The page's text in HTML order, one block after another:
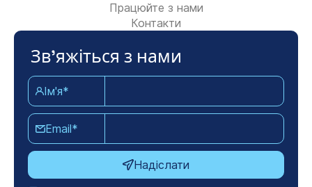
Працюйте з нами
Контакти
Зв'яжіться з нами
Ім'я*
Email*
Надіслати